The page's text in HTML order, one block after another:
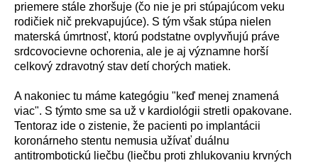
priemere stá le zhoršuje (čo nie je pri stúpajúcom veku
rodičiek nič prekvapujúce). S tým však stúpa nielen
materská úmrtnosť, ktorú podstatne ovplyvňujú práve
srdcovocievne ochorenia, ale je aj významne horší
celkový zdravotný stav detí chorých matiek.
A nakoniec tu máme kategógiu "keď menej znamená
viac". S týmto sme sa už v kardiol ógii stretli opakovane.
Tentoraz ide o zistenie, že pacienti po implantácii
koronárneho stentu nemusia užívať duá lnu
antitrombotickú liečbu (liečbu proti zhlukovaniu krvných